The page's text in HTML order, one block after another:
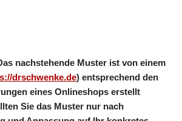
nachstehende Muster ist von einem
drschwenke.de) entsprechend den
eines Onlineshops erstellt
Sie das Muster nur nach